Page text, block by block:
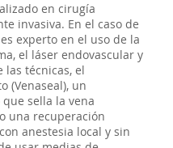
en cirugía
invasiva. En el caso de
es experto en el uso de la
el láser endovascular y
las técnicas, el
(Venaseal), un
sella la vena
una recuperación
anestesia local y sin